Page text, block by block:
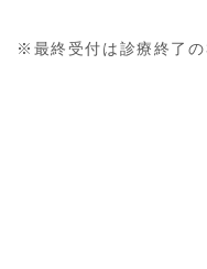
※最終受付は診療終了